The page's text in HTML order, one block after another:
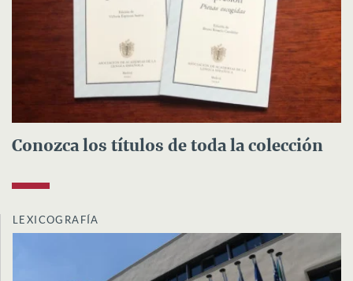
Conozca los títulos de toda la colección
LEXICOGRAFÍA